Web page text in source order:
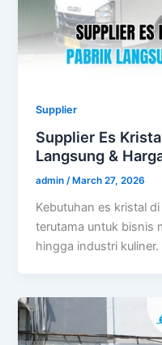
Supplier
Supplier Es
Langsung &
admin/ March 27, 2026
Kebutuhan es kristal
terutama untuk bisnis
hingga industri